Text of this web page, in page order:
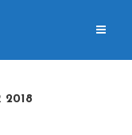
2018